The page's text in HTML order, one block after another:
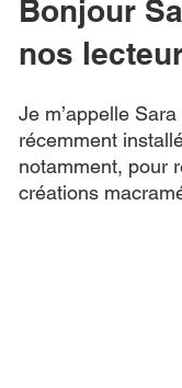
Bonjour
nos
Je m’appelle
récemment
notamment, pour
créations